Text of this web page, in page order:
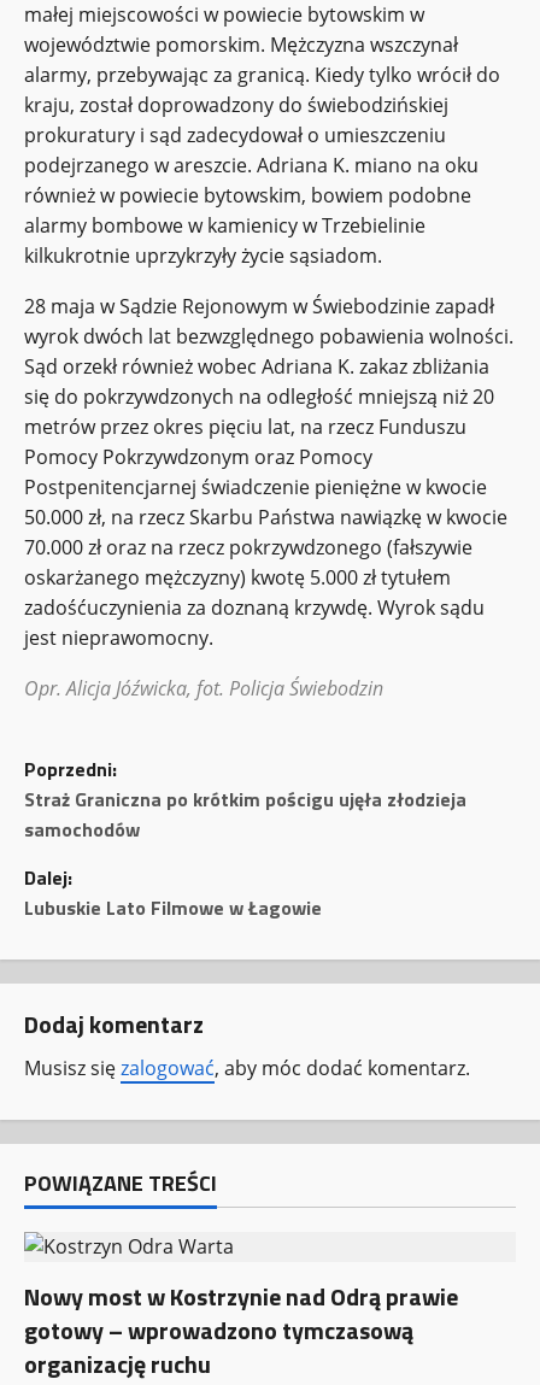
małej miejscowości w powiecie bytowskim w
województwie pomorskim. Mężczyzna wszczynał
alarmy, przebywając za granicą. Kiedy tylko wrócił do
kraju, został doprowadzony do świebodzińskiej
prokuratury i sąd zadecydował o umieszczeniu
podejrzanego w areszcie. Adriana K. miano na oku
również w powiecie bytowskim, bowiem podobne
alarmy bombowe w kamienicy w Trzebielinie
kilkukrotnie uprzykrzyły życie sąsiadom.
28 maja w Sądzie Rejonowym w Świebodzinie zapadł
wyrok dwóch lat bezwzględnego pobawienia wolności.
Sąd orzekł również wobec Adriana K. zakaz zbliżania
się do pokrzywdzonych na odległość mniejszą niż 20
metrów przez okres pięciu lat, na rzecz Funduszu
Pomocy Pokrzywdzonym oraz Pomocy
Postpenitencjarnej świadczenie pieniężne w kwocie
50.000 zł, na rzecz Skarbu Państwa nawiązkę w kwocie
70.000 zł oraz na rzecz pokrzywdzonego (fałszywie
oskarżanego mężczyzny) kwotę 5.000 zł tytułem
zadośćuczynienia za doznaną krzywdę. Wyrok sądu
jest nieprawomocny.
Opr. Alicja Jóźwicka, fot. Policja Świebodzin
Z
o
b
a
c
z
w
p
i
s
y
Poprzedni:
Straż Graniczna po krótkim pościgu ujęła złodzieja
samochodów
Dalej:
Lubuskie Lato Filmowe w Łagowie
Dodaj komentarz
Musisz sięzalogować, aby móc dodać komentarz.
POWIĄZANE TREŚCI
Nowy most w Kostrzynie nad Odrą prawie
gotowy – wprowadzono tymczasową
organizację ruchu